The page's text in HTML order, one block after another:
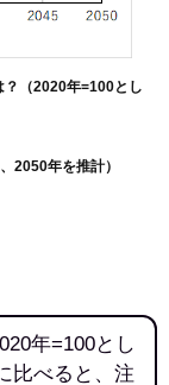
？（2020年=100とし
2050年を推計）
年=100とし
比べると、注